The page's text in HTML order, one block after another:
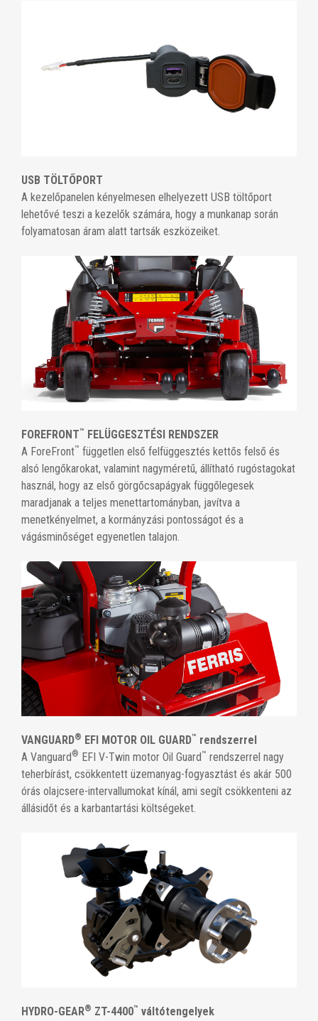
USB TÖLTŐPORT
A kezelőpanelen kényelmesen elhelyezett USB töltőport
lehetővé teszi a kezelők számára, hogy a munkanap során
folyamatosan áram alatt tartsák eszközeiket.
FOREFRONT™ FELÜGGESZTÉSI RENDSZER
A ForeFront™ független első felfüggesztés kettős felső és
alsó lengőkarokat, valamint nagyméretű, állítható rugóstagokat
használ, hogy az első görgőcsapágyak függőlegesek
maradjanak a teljes menettartományban, javítva a
menetkényelmet, a kormányzási pontosságot és a
vágásminőséget egyenetlen talajon.
VANGUARD® EFI MOTOR OIL GUARD™ rendszerrel
A Vanguard® EFI V-Twin motor Oil Guard™ rendszerrel nagy
teherbírást, csökkentett üzemanyag-fogyasztást és akár 500
órás olajcsere-intervallumokat kínál, ami segít csökkenteni az
állásidőt és a karbantartási költségeket.
HYDRO-GEAR® ZT-4400™ váltótengelyek